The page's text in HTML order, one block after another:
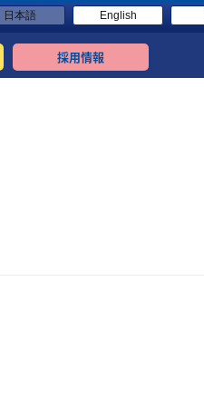
日本語 English
採用情報